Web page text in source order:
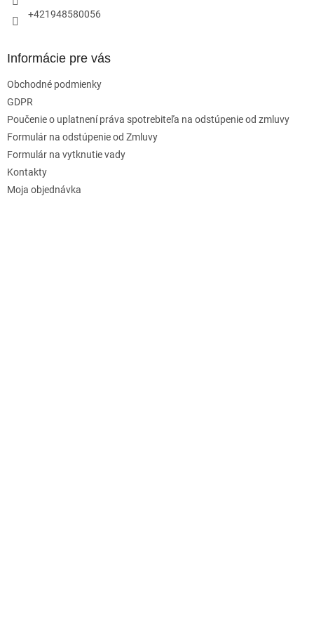
+421948580056
Informácie pre vás
Obchodné podmienky
GDPR
Poučenie o uplatnení práva spotrebiteľa na odstúpenie od zmluvy
Formulár na odstúpenie od Zmluvy
Formulár na vytknutie vady
Kontakty
Moja objednávka